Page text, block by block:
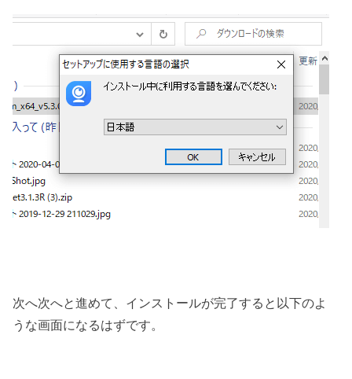
次へ次へと進めて、インストールが完了すると以下のよ
うな画面になるはずです。